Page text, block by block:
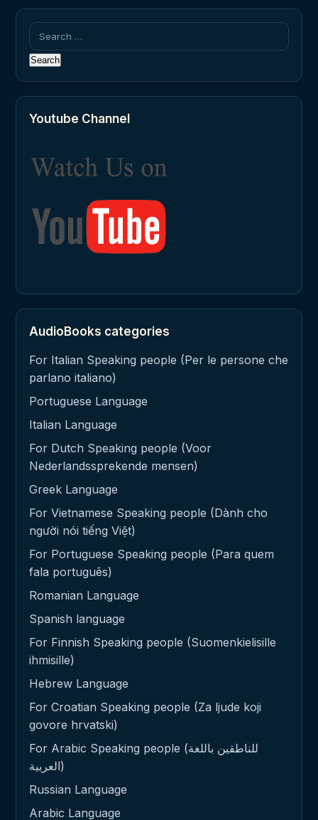
Search
for:
Youtube Channel
AudioBooks categories
For Italian Speaking people (Per le persone che
parlano italiano)
Portuguese Language
Italian Language
For Dutch Speaking people (Voor
Nederlandssprekende mensen)
Greek Language
For Vietnamese Speaking people (Dành cho
người nói tiếng Việt)
For Portuguese Speaking people (Para quem
fala português)
Romanian Language
Spanish language
For Finnish Speaking people (Suomenkielisille
ihmisille)
Hebrew Language
For Croatian Speaking people (Za ljude koji
govore hrvatski)
For Arabic Speaking people (للناطقين باللغة
العربية)
Russian Language
Arabic Language